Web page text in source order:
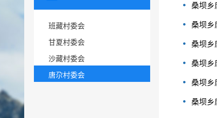
班藏村委会
甘夏村委会
沙藏村委会
唐尕村委会
桑坝乡
桑坝乡
桑坝乡
桑坝乡
桑坝乡
桑坝乡